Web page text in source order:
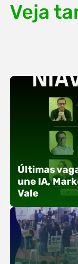
Veja
Últimas
une IA,
Vale